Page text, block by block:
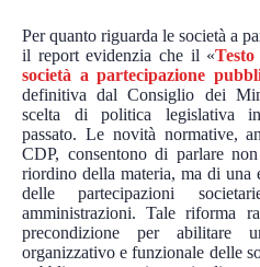
Per quanto riguarda le società a
il report evidenzia che il «
società a partecipazione
definitiva dal Consiglio dei
scelta di politica legislativa
passato. Le novità normative,
CDP, consentono di parlare
riordino della materia, ma di una
delle partecipazioni
amministrazioni. Tale riforma
precondizione per abilitare
organizzativo e funzionale delle